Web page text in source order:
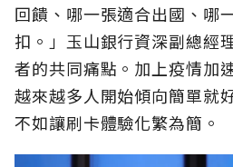
回饋、哪一張適合出國、哪
扣。」玉山銀行資深副總經
者的共同痛點。加上疫情加
越來越多人開始傾向簡單就
不如讓刷卡體驗化繁為簡。